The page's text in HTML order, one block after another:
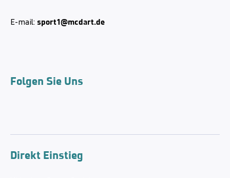
E-mail: sport1@mcdart.de
Folgen Sie Uns
Direkt Einstieg